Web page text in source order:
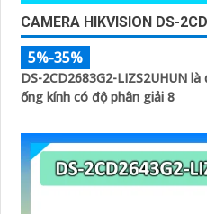
CAMERA HIKVISION DS-
5%-35%
DS-2CD2683G2-LIZS2UHUN
ống kính có độ phân giải 8